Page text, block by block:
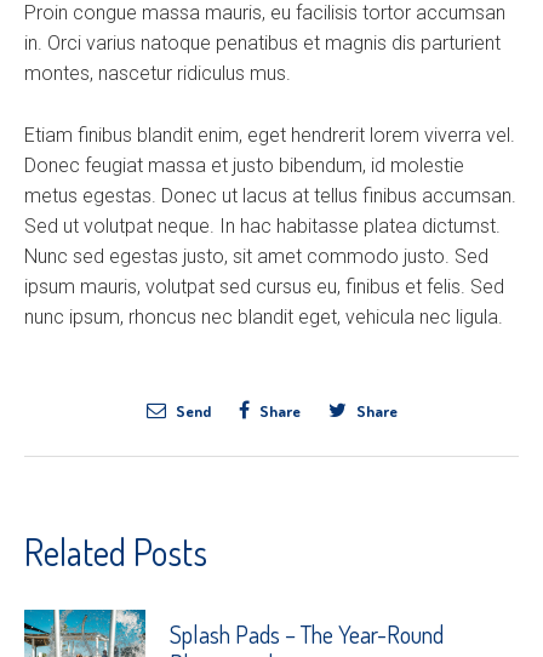
Proin congue massa mauris, eu facilisis tortor accumsan
in. Orci varius natoque penatibus et magnis dis parturient
montes, nascetur ridiculus mus.
Etiam finibus blandit enim, eget hendrerit lorem viverra vel.
Donec feugiat massa et justo bibendum, id molestie
metus egestas. Donec ut lacus at tellus finibus accumsan.
Sed ut volutpat neque. In hac habitasse platea dictumst.
Nunc sed egestas justo, sit amet commodo justo. Sed
ipsum mauris, volutpat sed cursus eu, finibus et felis. Sed
nunc ipsum, rhoncus nec blandit eget, vehicula nec ligula.
Send Share Share
Related Posts
Splash Pads – The Year-Round